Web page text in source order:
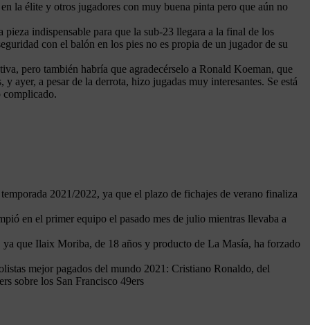
la élite y otros jugadores con muy buena pinta pero que aún no
indispensable para que la sub-23 llegara a la final de los
con el balón en los pies no es propia de un jugador de su
pero también habría que agradecérselo a Ronald Koeman, que
ayer, a pesar de la derrota, hizo jugadas muy interesantes. Se está
complicado.
2021/2022, ya que el plazo de fichajes de verano finaliza
en el primer equipo el pasado mes de julio mientras llevaba a
que Ilaix Moriba, de 18 años y producto de La Masía, ha forzado
mejor pagados del mundo 2021: Cristiano Ronaldo, del
sobre los San Francisco 49ers